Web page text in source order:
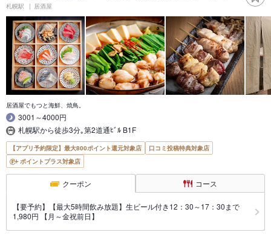
札幌駅 居酒屋
居酒屋でもつと海鮮、焼鳥。
3001～4000円
札幌駅から徒歩3分｡第2道通ﾋﾞﾙ B1F
【アプリ予約限定】最大800ポイント還元対象店
口コミ投稿特典対象店
ポイントプラス対象店
クーポン コース
【要予約】【最大5時間飲み放題】生ビール付き12：30～17：30まで
1,980円 【月～金祝前日】